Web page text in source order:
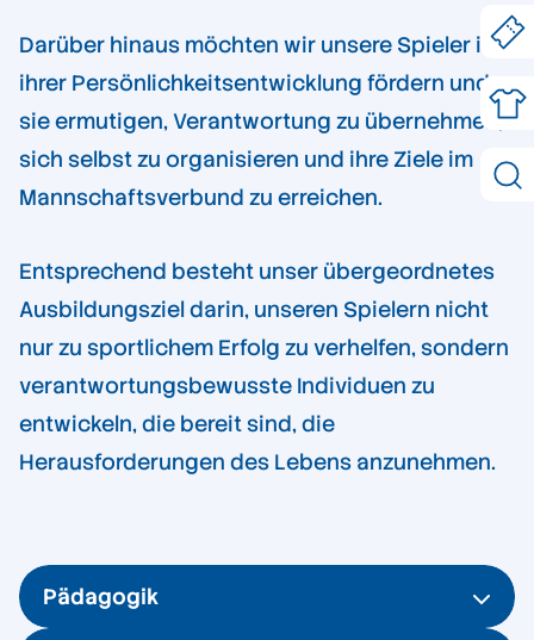
Darüber hinaus möchten wir unsere Spieler in
ihrer Persönlichkeitsentwicklung fördern und
sie ermutigen, Verantwortung zu übernehmen,
sich selbst zu organisieren und ihre Ziele im
Mannschaftsverbund zu erreichen.
Entsprechend besteht unser übergeordnetes
Ausbildungsziel darin, unseren Spielern nicht
nur zu sportlichem Erfolg zu verhelfen, sondern
verantwortungsbewusste Individuen zu
entwickeln, die bereit sind, die
Herausforderungen des Lebens anzunehmen.
Pädagogik